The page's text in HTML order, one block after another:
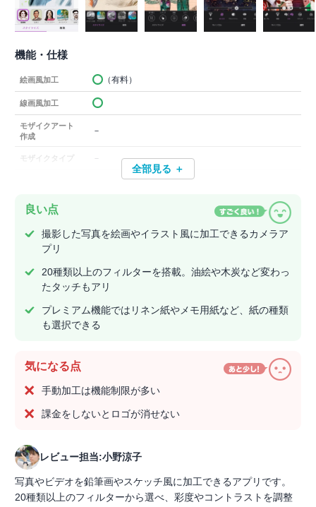
機能・仕様
絵画風加工 （有料）
線画風加工
モザイクアート
作成
－
モザイクタイプ －
全部見る ＋
良い点
撮影した写真を絵画やイラスト風に加工できるカメラア
プリ
20種類以上のフィルターを搭載。油絵や木炭など変わっ
たタッチもアリ
プレミアム機能ではリネン紙やメモ用紙など、紙の種類
も選択できる
気になる点
手動加工は機能制限が多い
課金をしないとロゴが消せない
レビュー担当:小野涼子
写真やビデオを鉛筆画やスケッチ風に加工できるアプリです。
20種類以上のフィルターから選べ、彩度やコントラストを調整